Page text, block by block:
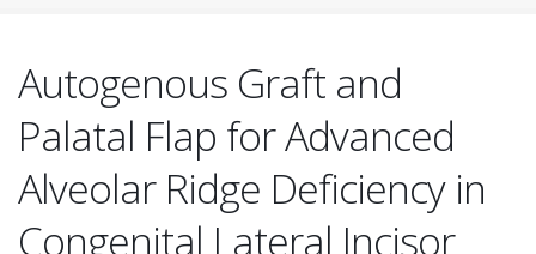
Autogenous Graft and
Palatal Flap for Advanced
Alveolar Ridge Deficiency in
Congenital Lateral Incisor